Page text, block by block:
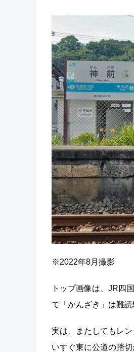
※2022年8月撮影
トップ画像は、JR四
て「かんざき」は難
実は、またしてもレ
いすぐ東に公道の踏